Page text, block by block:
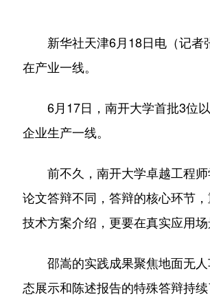
新华社天津6月18日电（记者
在产业一线。
6月17日，南开大学首批3位以
企业生产一线。
前不久，南开大学卓越工程师
论文答辩不同，答辩的核心环节
技术方案介绍，更要在真实应用场
邵嵩的实践成果聚焦地面无人
态展示和陈述报告的特殊答辩持